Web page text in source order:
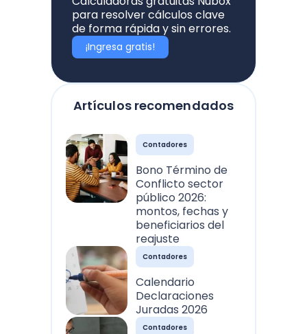
Artículos recomendados
Contadores
Bono Término de
Conflicto sector
público 2026:
montos, fechas y
beneficiarios del
reajuste
Contadores
Calendario
Declaraciones
Juradas 2026
Contadores
para resolver cálculos clave
de forma rápida y sin errores.
¡Ingresa gratis!